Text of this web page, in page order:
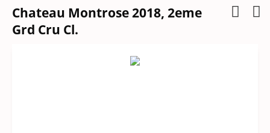
Chateau Montrose 2018, 2eme
Grd Cru Cl.